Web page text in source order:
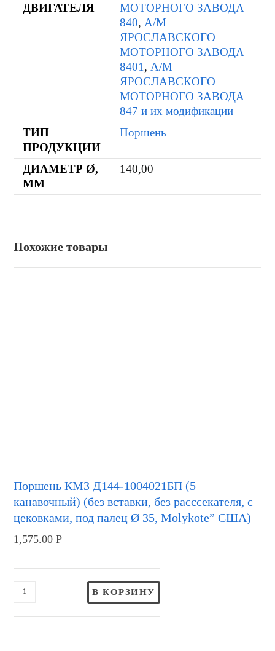
ДВИГАТЕЛЯ
МОТОРНОГО ЗАВОДА
840, А/М
ЯРОСЛАВСКОГО
МОТОРНОГО ЗАВОДА
8401 , А/М
ЯРОСЛАВСКОГО
МОТОРНОГО ЗАВОДА
847 и их модификации
ТИП
ПРОДУКЦИИ
Поршень
ДИАМЕТР Ø,
ММ
140,00
Похожие товары
Поршень КМЗ Д144-1004021БП (5
канавочный) (без вставки, без расссекателя, с
цековками, под палец Ø 35, Molykote” США)
1,575.00Р
В КОРЗИНУ